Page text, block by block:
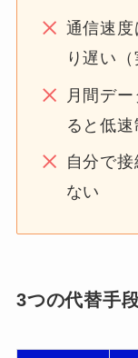
通信速
り遅い
月間デ
ると低速
自分で
ない
3つの代替手